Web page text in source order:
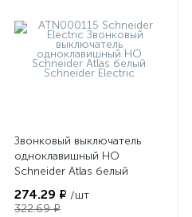
Звонковый выключатель
одноклавишный НО
Schneider Atlas белый
274.29 ₽ /шт
322.69 ₽